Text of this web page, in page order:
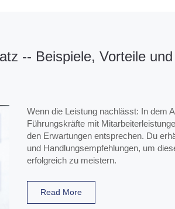
-- Beispiele, Vorteile
Wenn die Leistung nachlässt: In dem
Führungskräfte mit
den Erwartungen entsprechen. Du
und Handlungsempfehlungen, um
erfolgreich zu meistern.
Read More